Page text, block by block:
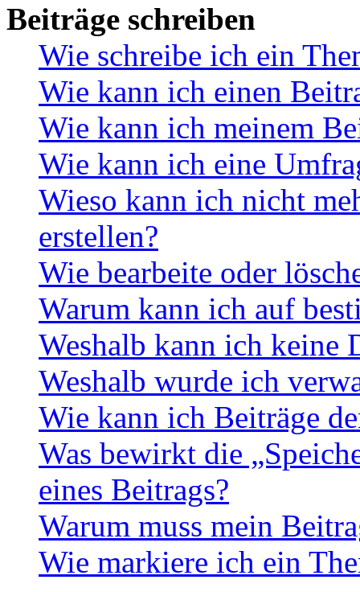
Beiträge schreiben
Wie schreibe ich ein
Wie kann ich einen
Wie kann ich meinem
Wie kann ich eine
Wieso kann ich nicht
erstellen?
Wie bearbeite oder
Warum kann ich auf
Weshalb kann ich keine
Weshalb wurde ich
Wie kann ich Beiträge
Was bewirkt die
eines Beitrags?
Warum muss mein
Wie markiere ich ein